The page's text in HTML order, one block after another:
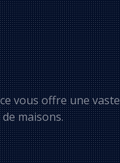
vous offre une vaste
maisons.